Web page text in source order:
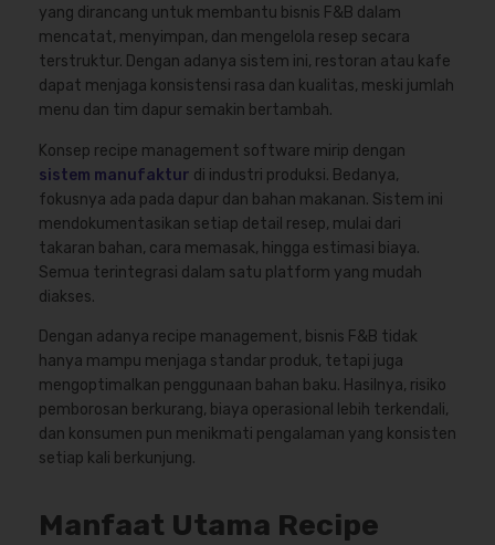
yang dirancang untuk membantu bisnis F&B dalam
mencatat, menyimpan, dan mengelola resep secara
terstruktur. Dengan adanya sistem ini, restoran atau kafe
dapat menjaga konsistensi rasa dan kualitas, meski jumlah
menu dan tim dapur semakin bertambah.
Konsep recipe management software mirip dengan
sistem manufaktur di industri produksi. Bedanya,
fokusnya ada pada dapur dan bahan makanan. Sistem ini
mendokumentasikan setiap detail resep, mulai dari
takaran bahan, cara memasak, hingga estimasi biaya.
Semua terintegrasi dalam satu platform yang mudah
diakses.
Dengan adanya recipe management, bisnis F&B tidak
hanya mampu menjaga standar produk, tetapi juga
mengoptimalkan penggunaan bahan baku. Hasilnya, risiko
pemborosan berkurang, biaya operasional lebih terkendali,
dan konsumen pun menikmati pengalaman yang konsisten
setiap kali berkunjung.
Manfaat Utama Recipe